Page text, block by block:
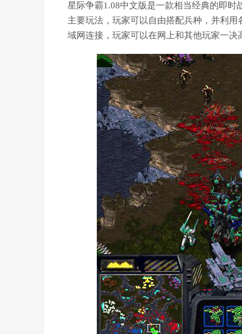
星际争霸1.08中文版是一款相当经典的即
主要玩法，玩家可以自由搭配兵种，并利
域网连接，玩家可以在网上和其他玩家一决